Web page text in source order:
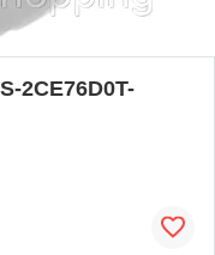
2CE76D0T-